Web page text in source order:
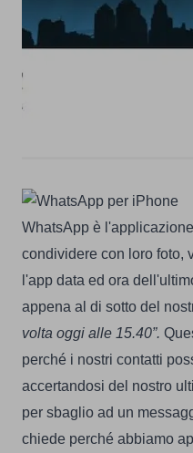
WhatsApp è
condividere con loro foto,
l'app data ed ora
appena al di sotto del
volta oggi alle 15.40”.
perché i nostri contatti
accertandosi del nostro
per sbaglio ad un
chiede perché abbiamo